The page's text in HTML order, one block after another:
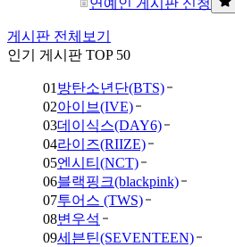
연예인 게시판 신청
게시판 전체보기
인기 게시판 TOP 50
01 방탄소년단(BTS)
02아이브(IVE)
03데이식스(DAY6)
04라이즈(RIIZE)
05엔시티(NCT)
06블랙핑크(blackpink)
07투어스 (TWS)
08변우석
09세븐틴(SEVENTEEN)